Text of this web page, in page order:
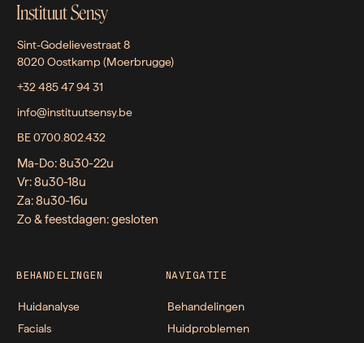
Instituut Sensy
Sint-Godelievestraat 8
8020 Oostkamp (Moerbrugge)
+32 485 47 94 31
info@instituutsensy.be
BE 0700.802.432
Ma-Do: 8u30-22u
Vr: 8u30-18u
Za: 8u30-16u
Zo & feestdagen: gesloten
BEHANDELINGEN
Huidanalyse
Facials
NAVIGATIE
Behandelingen
Huidproblemen